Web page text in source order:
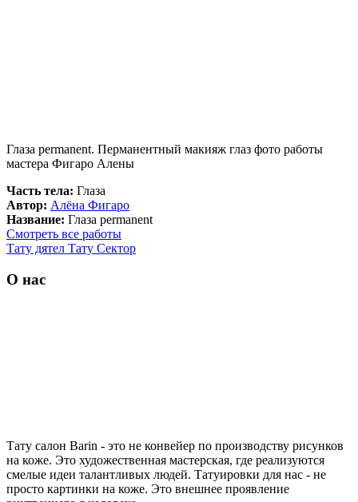
Глаза permanent. Перманентный макияж глаз фото работы
мастера Фигаро Алены
Часть тела: Глаза
Автор: Алёна Фигаро
Название: Глаза permanent
Смотреть все работы
Тату дятел Тату Сектор
О нас
Тату салон Barin - это не конвейер по производству рисунков
на коже. Это художественная мастерская, где реализуются
смелые идеи талантливых людей. Татуировки для нас - не
просто картинки на коже. Это внешнее проявление